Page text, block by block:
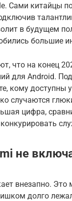
Сами китайцы
в будущем
большие
что на конец
для Android.
кому доступны
случаются
цифра,
не
внезапно.
долго